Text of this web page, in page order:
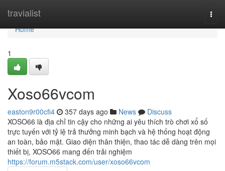
travialist
Home
Home
1
Xoso66vcom
easton9r00cfi4 357 days ago News
Discuss
XOSO66 là địa chỉ tin cậy cho những ai yêu thích trò chơi xổ số
trực tuyến với tỷ lệ trả thưởng minh bạch và hệ thống hoạt động
an toàn, bảo mật. Giao diện thân thiện, thao tác dễ dàng trên mọi
thiết bị, XOSO66 mang đến trải nghiệm
https://forum.m5stack.com/user/xoso66vcom